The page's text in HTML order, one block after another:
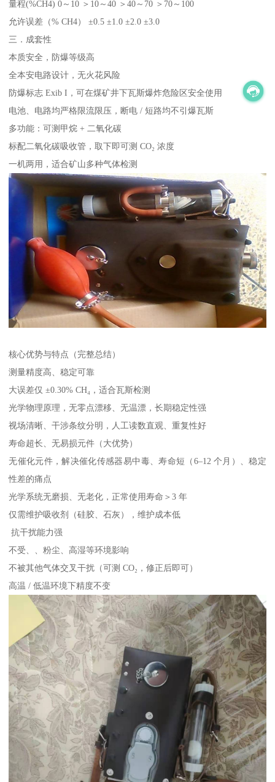
量程(%CH4) 0～10 ＞10～40 ＞40～70 ＞70～100
允许误差（% CH4） ±0.5 ±1.0 ±2.0 ±3.0
三．成套性
本质安全，防爆等级高
全本安电路设计，无火花风险
防爆标志 Exib I，可在煤矿井下瓦斯爆炸危险区安全使用
电池、电路均严格限流限压，断电 / 短路均不引爆瓦斯
多功能：可测甲烷 + 二氧化碳
标配二氧化碳吸收管，取下即可测 CO₂ 浓度
一机两用，适合矿山多种气体检测
核心优势与特点（完整总结）
测量精度高、稳定可靠
大误差仅 ±0.30% CH₄，适合瓦斯检测
光学物理原理，无零点漂移、无温漂，长期稳定性强
视场清晰、干涉条纹分明，人工读数直观、重复性好
寿命超长、无易损元件（大优势）
无催化元件，解决催化传感器易中毒、寿命短（6–12 个月）、稳定
性差的痛点
光学系统无磨损、无老化，正常使用寿命＞3 年
仅需维护吸收剂（硅胶、石灰），维护成本低
抗干扰能力强
不受、、粉尘、高湿等环境影响
不被其他气体交叉干扰（可测 CO₂，修正后即可）
高温 / 低温环境下精度不变